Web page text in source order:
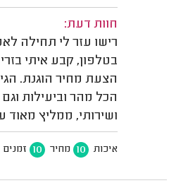
חוות דעת:
רישו עזר לי תחילה
בטלפון, קבע איתי
הצעת מחיר הוגנת.
הכל מהר וביעילות
ושירותי, ממליץ מאוד
איכות 10 מחיר 10 זמנים